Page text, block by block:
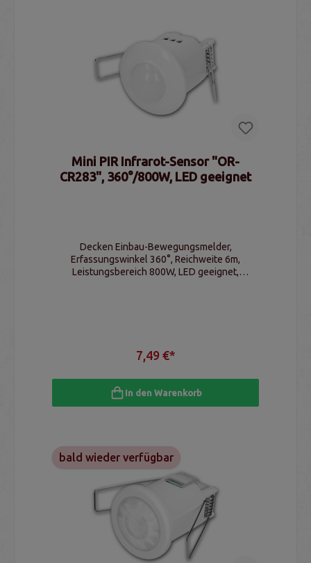
Mini PIR Infrarot-Sensor "OR-
CR283", 360°/800W, LED geeignet
Decken Einbau-Bewegungsmelder,
Erfassungswinkel 360°, Reichweite 6m,
Leistungsbereich 800W, LED geeignet,
7,49 €*
In den Warenkorb
bald wieder verfügbar